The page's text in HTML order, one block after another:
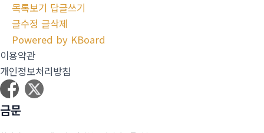
목록보기 답글쓰기
글수정 글삭제
Powered by KBoard
이용약관
개인정보처리방침
금문